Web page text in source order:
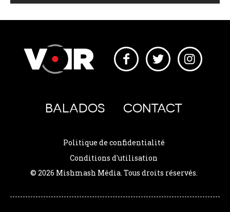
BALADOS CONTACT
Politique de confidentialité
Conditions d'utilisation
© 2026 Mishmash Média. Tous droits réservés.